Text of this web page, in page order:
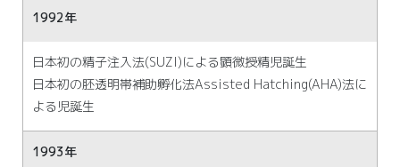
1992年
日本初の精子注入法(SUZI)による顕微授精児誕生
日本初の胚透明帯補助孵化法Assisted Hatching(AHA)法に
よる児誕生
1993年